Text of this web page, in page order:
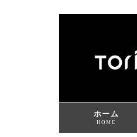
ホーム
HOME